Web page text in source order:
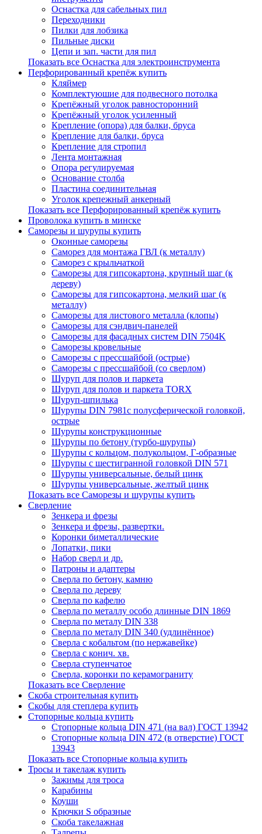
Оснастка для сабельных пил
Переходники
Пилки для лобзика
Пильные диски
Цепи и зап. части для пил
Показать все Оснастка для электроинструмента
Перфорированный крепёж купить
Кляймер
Комплектуюшие для подвесного потолка
Крепёжный уголок равносторонний
Крепёжный уголок усиленный
Крепление (опора) для балки, бруса
Крепление для балки, бруса
Крепление для стропил
Лента монтажная
Опора регулируемая
Основание столба
Пластина соединительная
Уголок крепежный анкерный
Показать все Перфорированный крепёж купить
Проволока купить в минске
Саморезы и шурупы купить
Оконные саморезы
Саморез для монтажа ГВЛ (к металлу)
Саморез с крыльчаткой
Саморезы для гипсокартона, крупный шаг (к
дереву)
Саморезы для гипсокартона, мелкий шаг (к
металлу)
Саморезы для листового металла (клопы)
Саморезы для сэндвич-панелей
Саморезы для фасадных систем DIN 7504K
Саморезы кровельные
Саморезы с прессшайбой (острые)
Саморезы с прессшайбой (со сверлом)
Шуруп для полов и паркета
Шуруп для полов и паркета TORX
Шуруп-шпилька
Шурупы DIN 7981с полусферической головкой,
острые
Шурупы конструкционные
Шурупы по бетону (турбо-шурупы)
Шурупы с кольцом, полукольцом, Г-образные
Шурупы с шестигранной головкой DIN 571
Шурупы универсальные, белый цинк
Шурупы универсальные, желтый цинк
Показать все Саморезы и шурупы купить
Сверление
Зенкера и фрезы
Зенкера и фрезы, развертки.
Коронки биметаллические
Лопатки, пики
Набор сверл и др.
Патроны и адаптеры
Сверла по бетону, камню
Сверла по дереву
Сверла по кафелю
Сверла по металлу особо длинные DIN 1869
Сверла по металу DIN 338
Сверла по металу DIN 340 (удлинённое)
Сверла с кобальтом (по нержавейке)
Сверла с конич. хв.
Сверла ступенчатое
Сверла, коронки по керамограниту
Показать все Сверление
Скоба строительная купить
Скобы для степлера купить
Стопорные кольца купить
Стопорные кольца DIN 471 (на вал) ГОСТ 13942
Стопорные кольца DIN 472 (в отверстие) ГОСТ
13943
Показать все Стопорные кольца купить
Тросы и такелаж купить
Зажимы для троса
Карабины
Коуши
Крючки S образные
Скоба такелажная